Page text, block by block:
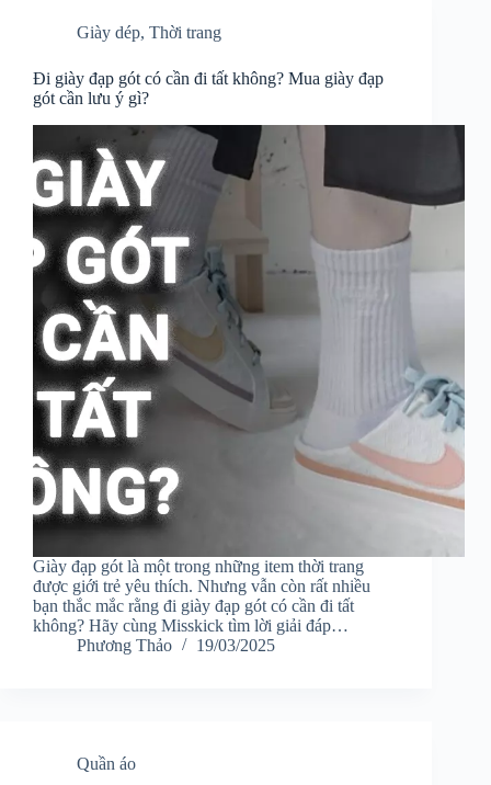
Giày dép, Thời trang
Đi giày đạp gót có cần đi tất không? Mua giày đạp
gót cần lưu ý gì?
Giày đạp gót là một trong những item thời trang
được giới trẻ yêu thích. Nhưng vẫn còn rất nhiều
bạn thắc mắc rằng đi giày đạp gót có cần đi tất
không? Hãy cùng Misskick tìm lời giải đáp…
Phương Thảo
19/03/2025
Quần áo